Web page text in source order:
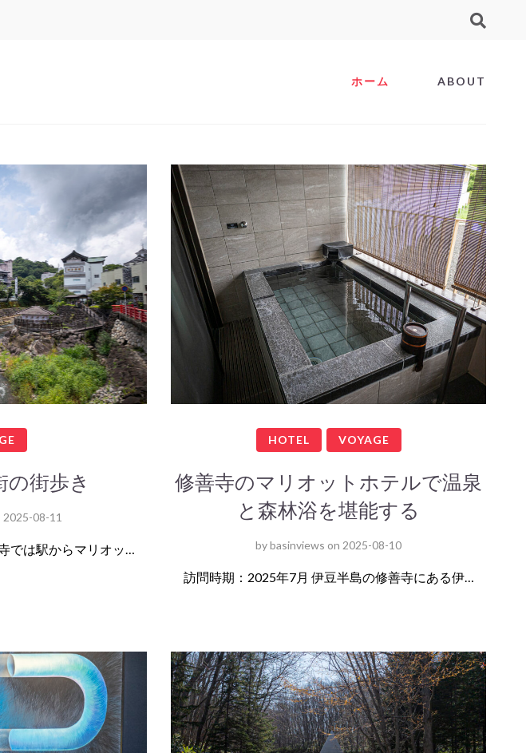
ホーム ABOUT
の街歩き
2025-08-11
では駅からマリオッ…
HOTEL VOYAGE
修善寺のマリオットホテルで温泉
と森林浴を堪能する
bybasinviews on 2025-08-10
訪問時期：2025年7月 伊豆半島の修善寺にある伊…